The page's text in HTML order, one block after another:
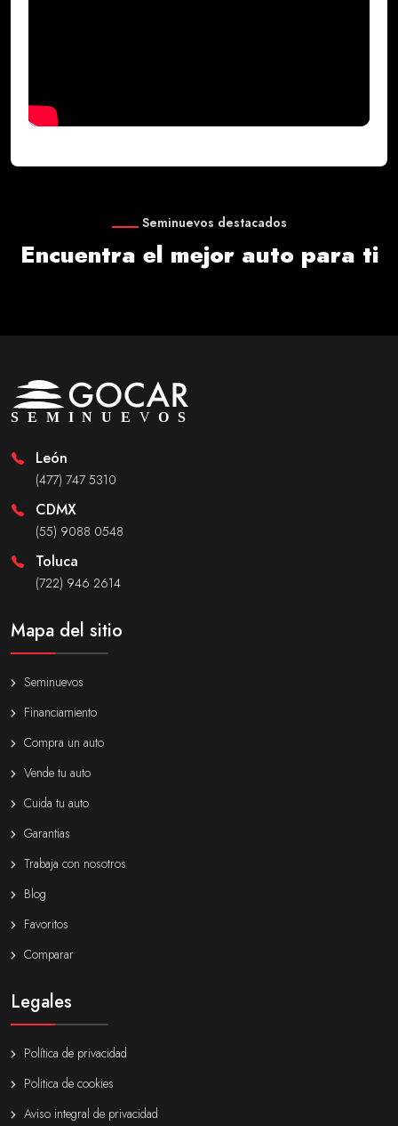
Seminuevos destacados
Encuentra el mejor auto para ti
León
(477) 747 5310
CDMX
(55) 9088 0548
Toluca
(722) 946 2614
Mapa del sitio
Seminuevos
Financiamiento
Compra un auto
Vende tu auto
Cuida tu auto
Garantias
Trabaja con nosotros
Blog
Favoritos
Comparar
Legales
Política de privacidad
Politica de cookies
Aviso integral de privacidad